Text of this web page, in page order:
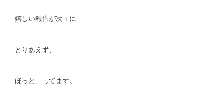
嬉しい報告が次々に
とりあえず、
ほっと、してます。